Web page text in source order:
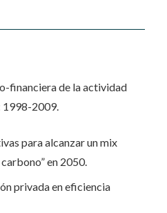
financiera de la actividad
1998-2009.
para alcanzar un mix
en 2050.
privada en eficiencia